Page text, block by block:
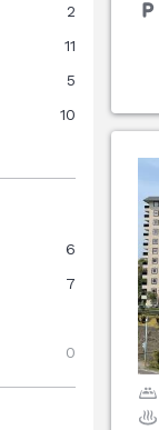
2
11
5
10
6
7
0